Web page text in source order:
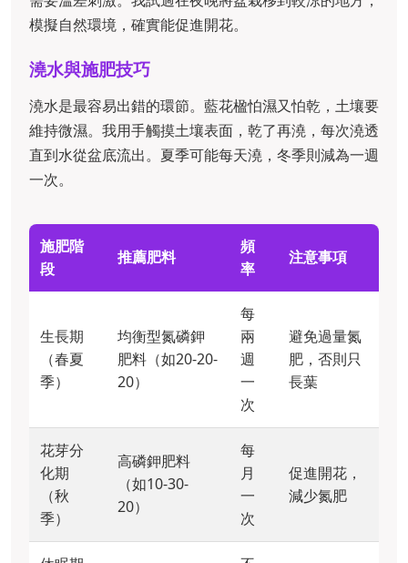
模擬自然環境，確實能促進開花。
澆水與施肥技巧
澆水是最容易出錯的環節。藍花楹怕濕又怕乾，土壤要
維持微濕。我用手觸摸土壤表面，乾了再澆，每次澆透
直到水從盆底流出。夏季可能每天澆，冬季則減為一週
一次。
施肥階
段
推薦肥料
頻
率
注意事項
生長期
（春夏
季）
均衡型氮磷鉀
肥料（如20-20-
20）
每
兩
週
一
次
避免過量氮
肥，否則只
長葉
花芽分
化期
（秋
季）
高磷鉀肥料
（如10-30-
20）
每
月
一
次
促進開花，
減少氮肥